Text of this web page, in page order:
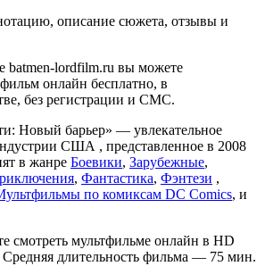
описание сюжета, отзывы и
batmen-lordfilm.ru вы можете
онлайн бесплатно, в
без регистрации и СМС.
Новый барьер» — увлекательное
США , представленное в 2008
в жанре Боевики, Зарубежные,
, Фантастика, Фэнтези ,
по комиксам DC Comics, и
смотреть мультфильме онлайн в HD
Средняя длительность фильма — 75 мин.